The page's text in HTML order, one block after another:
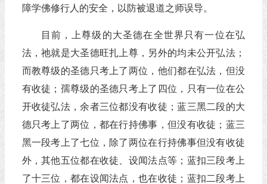
障学佛修行人的安全，以防被退道之师误导。
目前，上尊级的大圣德在全世界只有一位在弘
法，祂就是大圣德旺扎上尊，另外的均未公开弘法；
而教尊级的圣德只考上了两位，他们都在弘法，但没
有收徒；孺尊级的圣德只考上了四位，只有一位在公
开收徒弘法，余者三位都没有收徒；蓝三黑二段的大
德只考上了两位，都在行持佛事，但没有收徒；蓝三
黑一段考上了七位，除了两位在行持佛事但没有收徒
外，其他五位都在收徒、设闻法点等；蓝扣三段考上
了十三位，都在设闻法点，也在收徒；蓝扣二段考上